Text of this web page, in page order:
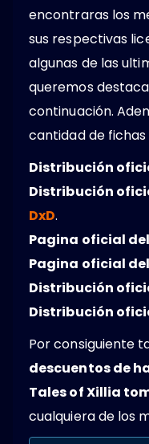
encontraras los
sus respectivas
algunas de las
queremos
continuación.
cantidad de
Distribución
Distribución
DxD.
Pagina oficial del
Pagina oficial del
Distribución
Distribución
Por consiguiente
descuentos de
Tales of Xillia
cualquiera de los